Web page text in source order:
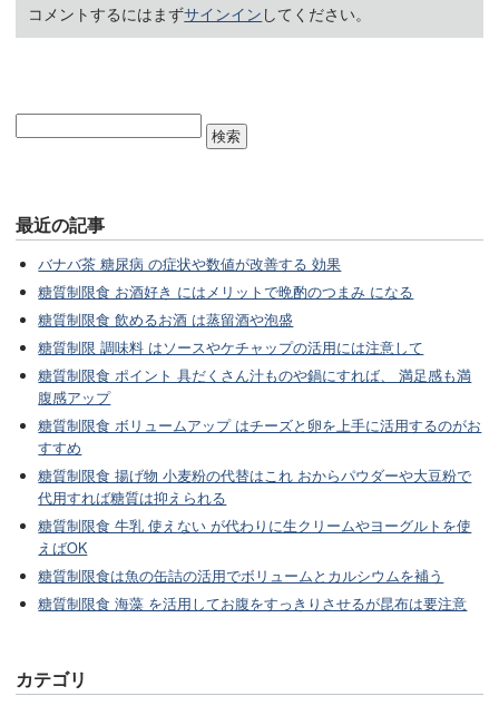
コメントするにはまずサインイン してください。
最近の記事
バナバ茶 糖尿病 の症状や数値が改善する 効果
糖質制限食 お酒好き にはメリットで晩酌のつまみ になる
糖質制限食 飲めるお酒 は蒸留酒や泡盛
糖質制限 調味料 はソースやケチャップの活用には注意して
糖質制限食 ポイント 具だくさん汁ものや鍋にすれば、 満足感も満
腹感アップ
糖質制限食 ボリュームアップ はチーズと卵を上手に活用するのがお
すすめ
糖質制限食 揚げ物 小麦粉の代替はこれ おからパウダーや大豆粉で
代用すれば糖質は抑えられる
糖質制限食 牛乳 使えない が代わりに生クリームやヨーグルトを使
えばOK
糖質制限食は魚の缶詰の活用でボリュームとカルシウムを補う
糖質制限食 海藻 を活用してお腹をすっきりさせるが昆布は要注意
カテゴリ